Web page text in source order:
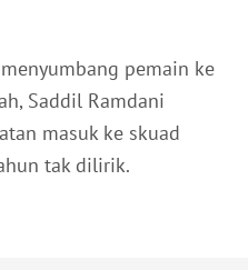
pemain ke
Saddil Ramdani
masuk ke skuad
tak dilirik.